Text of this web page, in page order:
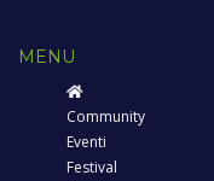
MENU
Community
Eventi
Festival